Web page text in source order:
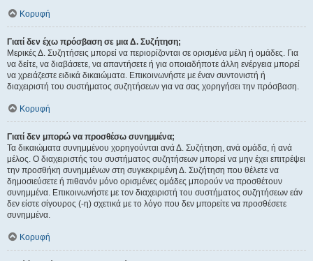
Κορυφή
Γιατί δεν έχω πρόσβαση σε μια Δ. Συζήτηση;
Μερικές Δ. Συζητήσεις μπορεί να περιορίζονται σε ορισμένα μέλη ή ομάδες. Για
να δείτε, να διαβάσετε, να απαντήσετε ή για οποιαδήποτε άλλη ενέργεια μπορεί
να χρειάζεστε ειδικά δικαιώματα. Επικοινωνήστε με έναν συντονιστή ή
διαχειριστή του συστήματος συζητήσεων για να σας χορηγήσει την πρόσβαση.
Κορυφή
Γιατί δεν μπορώ να προσθέσω συνημμένα;
Τα δικαιώματα συνημμένου χορηγούνται ανά Δ. Συζήτηση, ανά ομάδα, ή ανά
μέλος. Ο διαχειριστής του συστήματος συζητήσεων μπορεί να μην έχει επιτρέψει
την προσθήκη συνημμένων στη συγκεκριμένη Δ. Συζήτηση που θέλετε να
δημοσιεύσετε ή πιθανόν μόνο ορισμένες ομάδες μπορούν να προσθέτουν
συνημμένα. Επικοινωνήστε με τον διαχειριστή του συστήματος συζητήσεων εάν
δεν είστε σίγουρος (-η) σχετικά με το λόγο που δεν μπορείτε να προσθέσετε
συνημμένα.
Κορυφή